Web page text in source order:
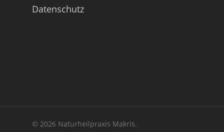
Datenschutz
© 2026 Naturheilpraxis Makris.